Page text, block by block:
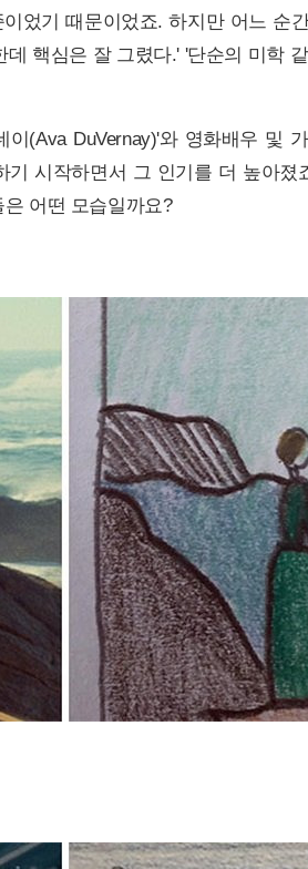
었기 때문이었죠. 하지만 어느 순
핵심은 잘 그렸다.' '단순의 미학
(Ava DuVernay)'와 영화배우 및
기 시작하면서 그 인기를 더 높아졌
어떤 모습일까요?